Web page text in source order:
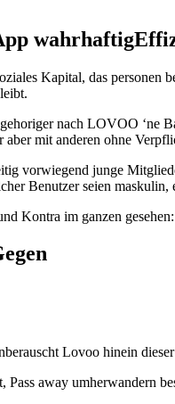
Kapital, das personen
nach LOVOO ‘ne
mit anderen ohne
vorwiegend junge
Benutzer seien
Kontra im ganzen gesehen:
Lovoo hinein
away umherwandern